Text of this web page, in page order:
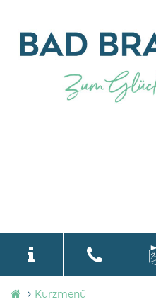
Stadtverwaltung
language
Kurzmenü